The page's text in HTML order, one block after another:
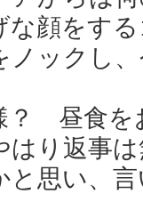
顔をする
ノックし
？ 昼食
り返事は
思い、言